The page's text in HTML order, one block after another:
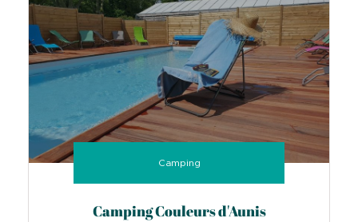
Camping
Camping Couleurs d'Aunis